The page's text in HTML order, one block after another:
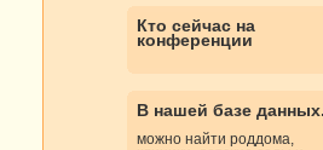
Кто сейчас на
конференции
В нашей базе
можно найти роддома,